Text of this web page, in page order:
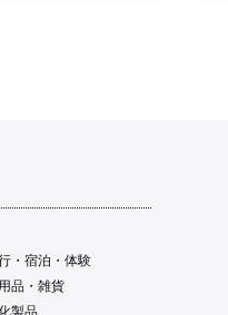
・宿泊・体験
品・雑貨
製品